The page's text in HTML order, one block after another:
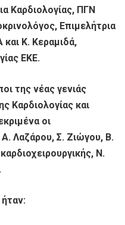
Καρδιολογίας, ΠΓΝ
Επιμελήτρια
και Κ. Κεραμιδά,
ΕΚΕ.
της νέας γενιάς
Καρδιολογίας και
οι
Α. Λαζάρου, Σ. Ζιώγου, Β.
Ν.